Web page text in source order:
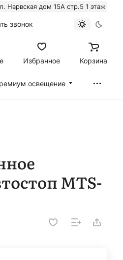
Нарвская дом 15А стр.5 1 этаж
звонок
Избранное Корзина
освещение
MTS-